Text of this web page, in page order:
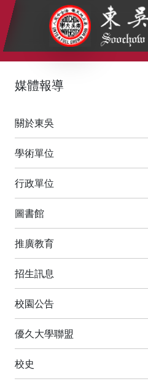
:::
媒體報導
關於東吳
學術單位
行政單位
圖書館
推廣教育
招生訊息
校園公告
優久大學聯盟
校史